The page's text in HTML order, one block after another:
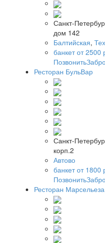
Санкт-
дом 142
Балтийская,
банкет от 2500
Позвонить
Ресторан БульВар
Санкт-
корп.2
Автово
банкет от 1800
Позвонить
Ресторан Марсельеза